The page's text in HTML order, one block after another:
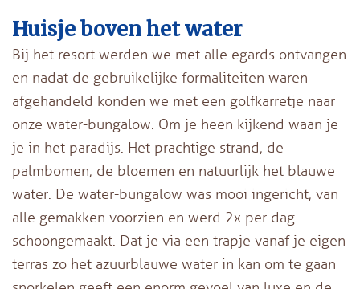
Huisje boven het water
Bij het resort werden we met alle egards ontvangen
en nadat de gebruikelijke formaliteiten waren
afgehandeld konden we met een golfkarretje naar
onze water-bungalow. Om je heen kijkend waan je
je in het paradijs. Het prachtige strand, de
palmbomen, de bloemen en natuurlijk het blauwe
water. De water-bungalow was mooi ingericht, van
alle gemakken voorzien en werd 2x per dag
schoongemaakt. Dat je via een trapje vanaf je eigen
terras zo het azuurblauwe water in kan om te gaan